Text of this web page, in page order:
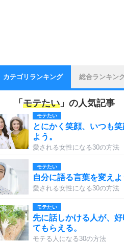
カテゴリランキング 総合ランキン
「 モテたい 」の人気記事
モテたい
とにかく笑顔、いつも
よう。
愛される女性になる30の方法
モテたい
自分に語る言葉を変えよ
愛される女性になる30の方法
モテたい
先に話しかける人が、
てもらえる。
モテる人になる30の方法